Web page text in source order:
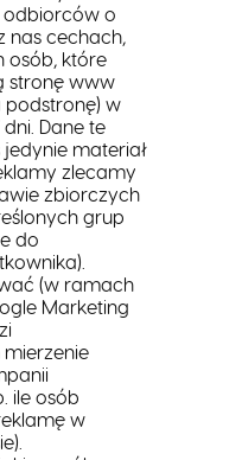
o
nas cechach,
osób, które
stronę www
podstronę) w
Dane te
materiał
zlecamy
zbiorczych
grup
do
(w ramach
Marketing
ile osób
w